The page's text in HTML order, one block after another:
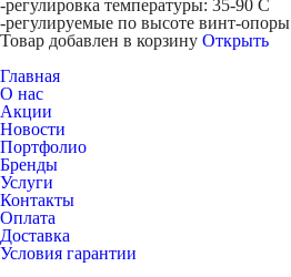
-регулировка температуры: 35-90 С
-регулируемые по высоте винт-опоры
Товар добавлен в корзину Открыть
Главная
О нас
Акции
Новости
Портфолио
Бренды
Услуги
Контакты
Оплата
Доставка
Условия гарантии